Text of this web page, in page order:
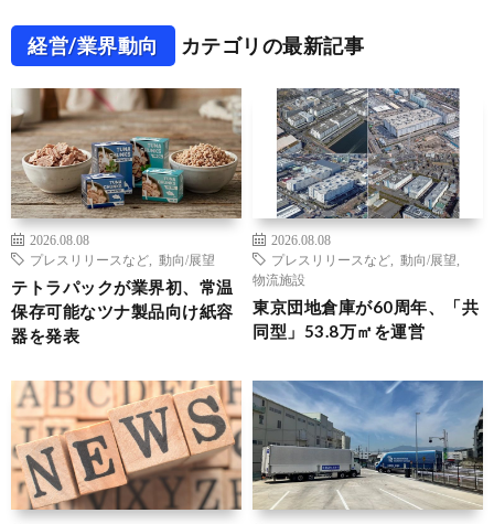
経営/業界動向 カテゴリの最新記事
2026.08.08
プレスリリースなど
動向/展望
テトラパックが業界初、常温
保存可能なツナ製品向け紙容
器を発表
2026.08.08
プレスリリースなど
動向/展望
物流施設
東京団地倉庫が60周年、「共
同型」53.8万㎡を運営